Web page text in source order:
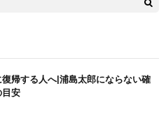
復帰する人へ|浦島太郎にならない確
目安